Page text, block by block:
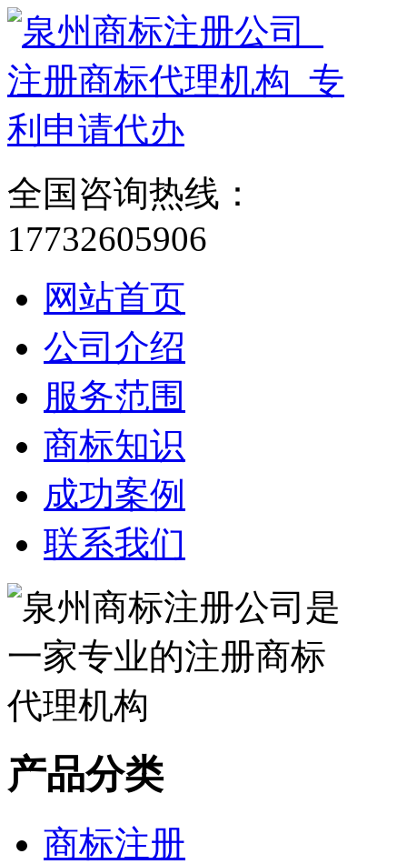
全国咨询热线：
17732605906
网站首页
公司介绍
服务范围
商标知识
成功案例
联系我们
产品分类
商标注册